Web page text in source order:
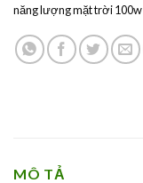
năng lượng mặt trời 100w
MÔ TẢ